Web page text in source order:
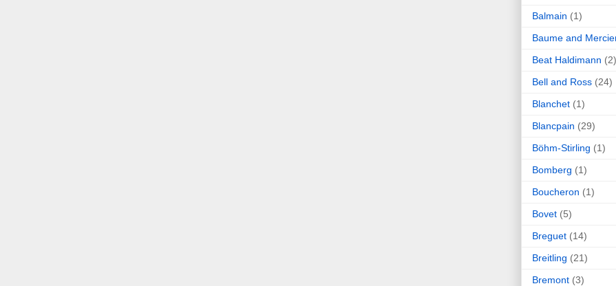
Balmain (1)
Baume and
Beat Haldimann (2)
Bell and Ross (24)
Blanchet (1)
Blancpain (29)
Böhm-Stirling (1)
Bomberg (1)
Boucheron (1)
Bovet (5)
Breguet (14)
Breitling (21)
Bremont (3)